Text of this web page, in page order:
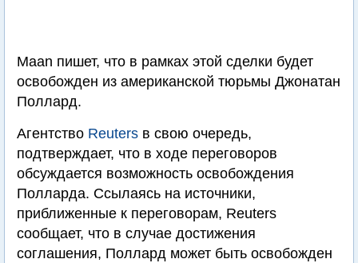
Maan пишет, что в рамках этой сделки будет
освобожден из американской тюрьмы Джонатан
Поллард.
Агентство Reuters в свою очередь,
подтверждает, что в ходе переговоров
обсуждается возможность освобождения
Полларда. Ссылаясь на источники,
приближенные к переговорам, Reuters
сообщает, что в случае достижения
соглашения, Поллард может быть освобожден